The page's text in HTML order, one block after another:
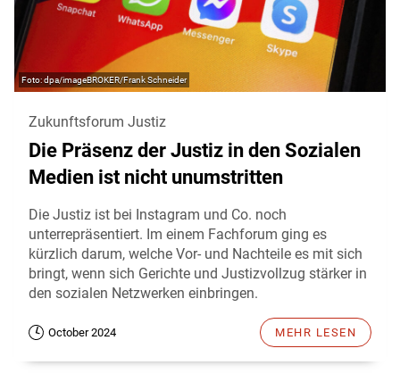
dpa/imageBROKER/Frank Schneider
Zukunftsforum Justiz
Die Präsenz der Justiz in den Sozialen
Medien ist nicht unumstritten
Die Justiz ist bei Instagram und Co. noch
unterrepräsentiert. Im einem Fachforum ging es
kürzlich darum, welche Vor- und Nachteile es mit sich
bringt, wenn sich Gerichte und Justizvollzug stärker in
den sozialen Netzwerken einbringen.
October 2024 MEHR LESEN